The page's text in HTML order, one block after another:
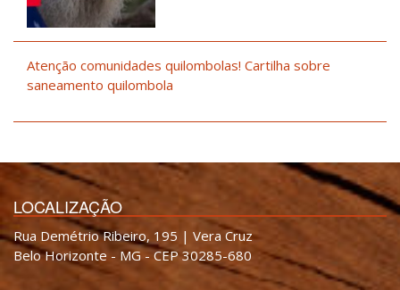
Atenção comunidades quilombolas! Cartilha sobre
saneamento quilombola
LOCALIZAÇÃO
Rua Demétrio Ribeiro, 195 | Vera Cruz
Belo Horizonte - MG - CEP 30285-680